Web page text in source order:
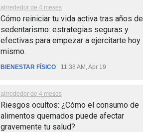
alrrededor de 4 meses
Cómo reiniciar tu vida activa tras años de
sedentarismo: estrategias seguras y
efectivas para empezar a ejercitarte hoy
mismo.
BIENESTAR FÍSICO 11:38 AM, Apr 19
alrrededor de 4 meses
Riesgos ocultos: ¿Cómo el consumo de
alimentos quemados puede afectar
gravemente tu salud?